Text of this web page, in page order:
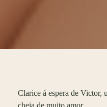
Clarice á espera de Victor,
cheia de muito amor